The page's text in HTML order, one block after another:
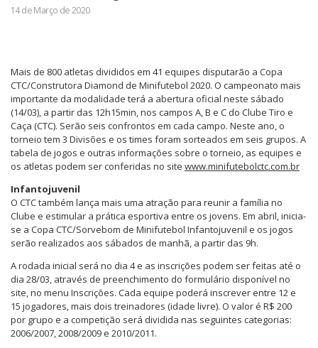
14 de Março de 2020
Mais de 800 atletas divididos em 41 equipes disputarão a Copa
CTC/Construtora Diamond de Minifutebol 2020. O campeonato mais
importante da modalidade terá a abertura oficial neste sábado
(14/03), a partir das 12h15min, nos campos A, B e C do Clube Tiro e
Caça (CTC). Serão seis confrontos em cada campo. Neste ano, o
torneio tem 3 Divisões e os times foram sorteados em seis grupos. A
tabela de jogos e outras informações sobre o torneio, as equipes e
os atletas podem ser conferidas no site www.minifutebolctc.com.br
Infantojuvenil
O CTC também lança mais uma atração para reunir a família no
Clube e estimular a prática esportiva entre os jovens. Em abril, inicia-
se a Copa CTC/Sorvebom de Minifutebol Infantojuvenil e os jogos
serão realizados aos sábados de manhã, a partir das 9h.
A rodada inicial será no dia 4 e as inscrições podem ser feitas até o
dia 28/03, através de preenchimento do formulário disponível no
site, no menu Inscrições. Cada equipe poderá inscrever entre 12 e
15 jogadores, mais dois treinadores (idade livre). O valor é R$ 200
por grupo e a competição será dividida nas seguintes categorias:
2006/2007, 2008/2009 e 2010/2011.